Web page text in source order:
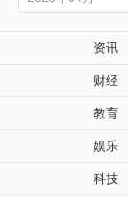
资讯
财经
教育
娱乐
科技